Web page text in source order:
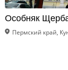
Особняк
Пермский край,